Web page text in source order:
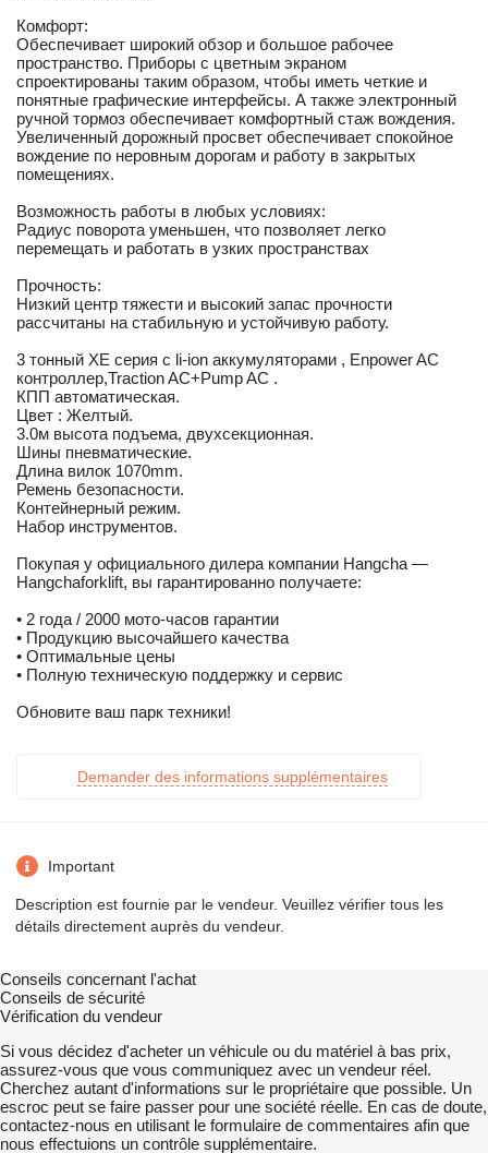
Комфорт:
Обеспечивает широкий обзор и большое рабочее
пространство. Приборы с цветным экраном
спроектированы таким образом, чтобы иметь четкие и
понятные графические интерфейсы. А также электронный
ручной тормоз обеспечивает комфортный стаж вождения.
Увеличенный дорожный просвет обеспечивает спокойное
вождение по неровным дорогам и работу в закрытых
помещениях.
Возможность работы в любых условиях:
Радиус поворота уменьшен, что позволяет легко
перемещать и работать в узких пространствах
Прочность:
Низкий центр тяжести и высокий запас прочности
рассчитаны на стабильную и устойчивую работу.
3 тонный XE серия с li-ion аккумуляторами , Enpower AC
контроллер,Traction AC+Pump AC .
КПП автоматическая.
Цвет : Желтый.
3.0м высота подъема, двухсекционная.
Шины пневматические.
Длина вилок 1070mm.
Ремень безопасности.
Контейнерный режим.
Набор инструментов.
Покупая у официального дилера компании Hangcha —
Hangchaforklift, вы гарантированно получаете:
• 2 года / 2000 мото-часов гарантии
• Продукцию высочайшего качества
• Оптимальные цены
• Полную техническую поддержку и сервис
Обновите ваш парк техники!
Demander des informations supplémentaires
Important
Description est fournie par le vendeur. Veuillez vérifier tous les
détails directement auprès du vendeur.
Conseils concernant l'achat
Conseils de sécurité
Vérification du vendeur
Si vous décidez d'acheter un véhicule ou du matériel à bas prix,
assurez-vous que vous communiquez avec un vendeur réel.
Cherchez autant d'informations sur le propriétaire que possible. Un
escroc peut se faire passer pour une société réelle. En cas de doute,
contactez-nous en utilisant le formulaire de commentaires afin que
nous effectuions un contrôle supplémentaire.